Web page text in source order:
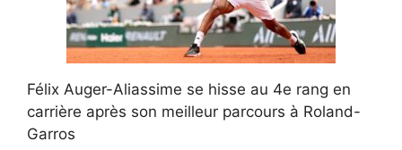
Félix Auger-Aliassime se hisse au 4e rang en
carrière après son meilleur parcours à Roland-
Garros